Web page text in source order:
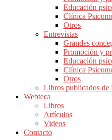
Educación
Clínica
Otros
Entrevistas
Grandes
Promoción y
Educación
Clínica
Otros
Libros publicados de
Webteca
Libros
Artículos
Videos
Contacto